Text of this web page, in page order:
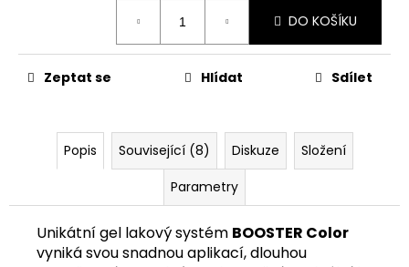
DO KOŠÍKU
Zeptat se Hlídat Sdílet
Popis Související (8) Diskuze
Složení
Parametry
Unikátní gel lakový systém BOOSTER Color
vyniká svou snadnou aplikací, dlouhou
u